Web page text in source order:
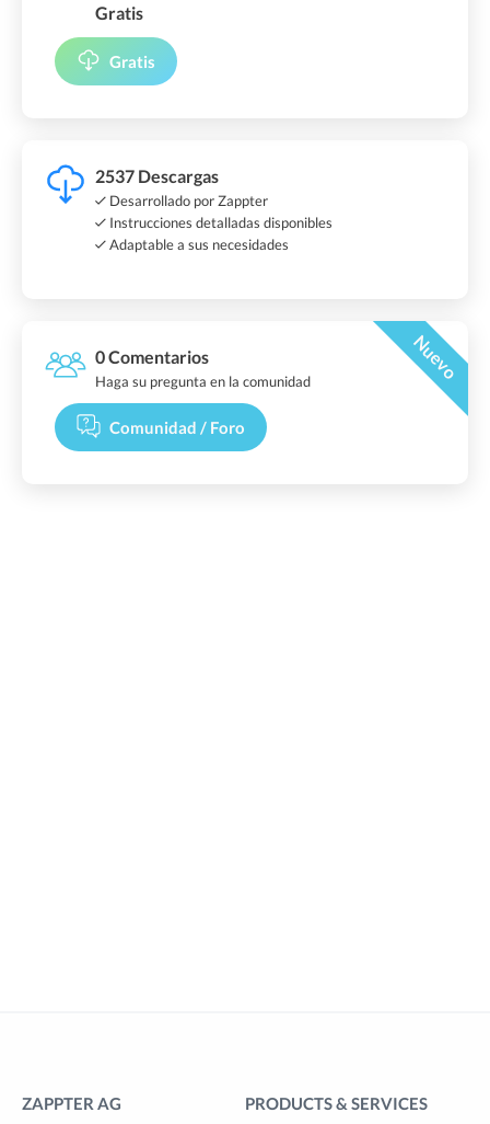
Gratis
Gratis
2537 Descargas
Desarrollado por Zappter
Instrucciones detalladas disponibles
Adaptable a sus necesidades
0 Comentarios Nuevo
Haga su pregunta en la comunidad
Comunidad / Foro
ZAPPTER AG
PRODUCTS & SERVICES